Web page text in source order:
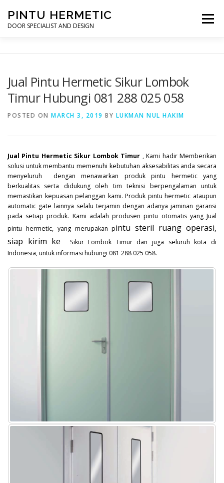
content
PINTU HERMETIC
DOOR SPECIALIST AND DESIGN
Menu
PROFILE KONTAK
Jual Pintu Hermetic Sikur Lombok
Timur Hubungi 081 288 025 058
POSTED ON MARCH 3, 2019 BY LUKMAN NUL HAKIM
Jual Pintu Hermetic Sikur Lombok Timur , Kami hadir Memberikan
solusi untuk membantu memenuhi kebutuhan aksesabilitas anda secara
menyeluruh dengan menawarkan produk pintu hermetic yang
berkualitas serta didukung oleh tim teknisi berpengalaman untuk
memastikan kepuasan pelanggan kami. Produk pintu hermetic ataupun
automatic gate lainnya selalu terjamin dengan adanya jaminan garansi
pada setiap produk. Kami adalah produsen pintu otomatis yang Jual
pintu hermetic, yang merupakan pintu steril ruang operasi,
siap kirim ke
Sikur Lombok Timur dan juga seluruh kota di
Indonesia, untuk informasi hubungi 081 288 025 058.